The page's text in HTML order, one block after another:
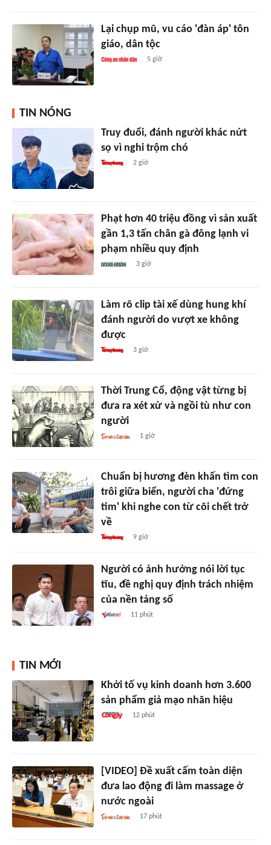
Lại chụp mũ, vu cáo 'đàn áp' tôn
giáo, dân tộc
5 giờ
TIN NÓNG
Truy đuổi, đánh người khác nứt
sọ vì nghi trộm chó
2 giờ
Phạt hơn 40 triệu đồng vì sản xuất
gần 1,3 tấn chân gà đông lạnh vi
phạm nhiều quy định
3 giờ
Làm rõ clip tài xế dùng hung khí
đánh người do vượt xe không
được
3 giờ
Thời Trung Cổ, động vật từng bị
đưa ra xét xử và ngồi tù như con
người
1 giờ
Chuẩn bị hương đèn khấn tìm con
trôi giữa biển, người cha 'đứng
tim' khi nghe con từ cõi chết trở
về
9 giờ
Người có ảnh hưởng nói lời tục
tĩu, đề nghị quy định trách nhiệm
của nền tảng số
11 phút
TIN MỚI
Khởi tố vụ kinh doanh hơn 3.600
sản phẩm giả mạo nhãn hiệu
12 phút
[VIDEO] Đề xuất cấm toàn diện
đưa lao động đi làm massage ở
nước ngoài
17 phút